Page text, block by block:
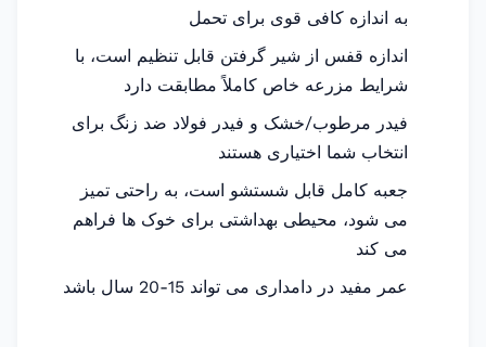
به اندازه کافی قوی برای تحمل
اندازه قفس از شیر گرفتن قابل تنظیم است، با
شرایط مزرعه خاص کاملاً مطابقت دارد
فیدر مرطوب/خشک و فیدر فولاد ضد زنگ برای
انتخاب شما اختیاری هستند
جعبه کامل قابل شستشو است، به راحتی تمیز
می شود، محیطی بهداشتی برای خوک ها فراهم
می کند
عمر مفید در دامداری می تواند 15-20 سال باشد